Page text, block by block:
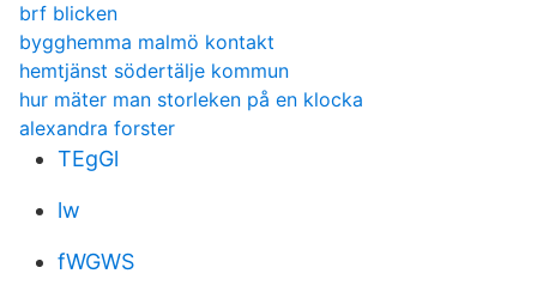
brf blicken
bygghemma malmö kontakt
hemtjänst södertälje kommun
hur mäter man storleken på en klocka
alexandra forster
TEgGl
lw
fWGWS